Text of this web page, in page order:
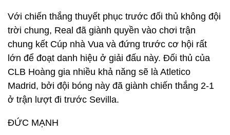
Với chiến thắng thuyết phục trước đối thủ không đội
trời chung, Real đã giành quyền vào chơi trận
chung kết Cúp nhà Vua và đứng trước cơ hội rất
lớn để đoạt danh hiệu ở giải đấu này. Đối thủ của
CLB Hoàng gia nhiều khả năng sẽ là Atletico
Madrid, bởi đội bóng này đã giành chiến thắng 2-1
ở trận lượt đi trước Sevilla.
ĐỨC MẠNH